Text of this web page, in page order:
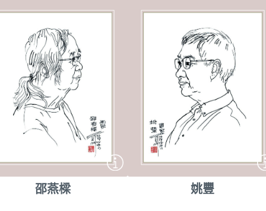
邵燕樑 姚豐